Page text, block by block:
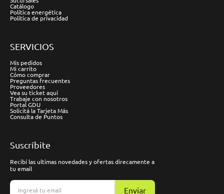
Catálogo
Política energética
Política de privacidad
SERVICIOS
Mis pedidos
Mi carrito
Cómo comprar
Preguntas frecuentes
Proveedores
Vea su ticket aquí
Trabaje con nosotros
Portal GDU
Solicitá la Tarjeta Más
Consulta de Puntos
Suscríbite
Recibí las ultimas novedades y ofertas direcamente a
tu email
Enviar